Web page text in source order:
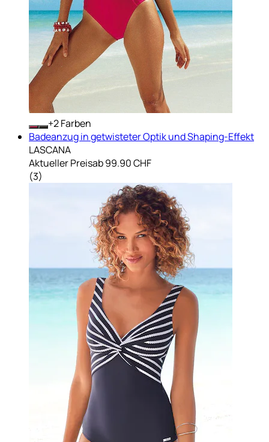
+ Farben
Badeanzug in getwisteter Optik und Shaping-Effekt
LASCANA
Aktueller Preisab99.90 CHF
(3)